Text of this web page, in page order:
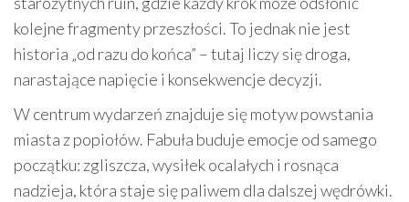
kolejne fragmenty przeszłości. To jednak nie jest
historia „od razu do końca” – tutaj liczy się droga,
narastające napięcie i konsekwencje decyzji.
W centrum wydarzeń znajduje się motyw powstania
miasta z popiołów. Fabuła buduje emocje od samego
początku: zgliszcza, wysiłek ocalałych i rosnąca
nadzieja, która staje się paliwem dla dalszej wędrówki.